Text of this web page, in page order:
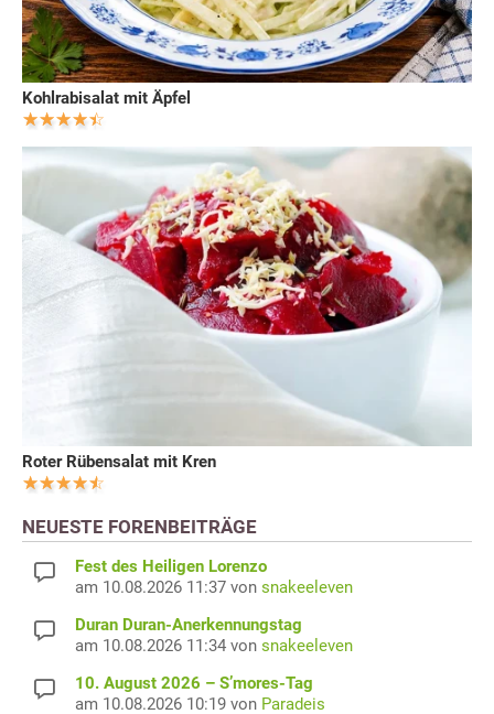
Kohlrabisalat mit Äpfel
Roter Rübensalat mit Kren
NEUESTE FORENBEITRÄGE
Fest des Heiligen Lorenzo
am 10.08.2026 11:37 von snakeeleven
Duran Duran-Anerkennungstag
am 10.08.2026 11:34 von snakeeleven
10. August 2026 – S’mores-Tag
am 10.08.2026 10:19 von Paradeis